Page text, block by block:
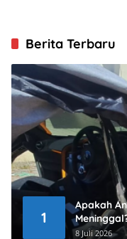
Berita Terbaru
1
Apakah
8 Juli 2026